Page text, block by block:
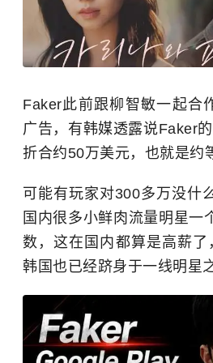
Faker此前跟柳智敏一起合
广告，有韩媒透露说Faker
折合约50万美元，也就是约
可能有玩家对300多万没什
国内很多小鲜肉流量明星一
数，这在国内都算是高薪
韩国也已经跻身于一线明星